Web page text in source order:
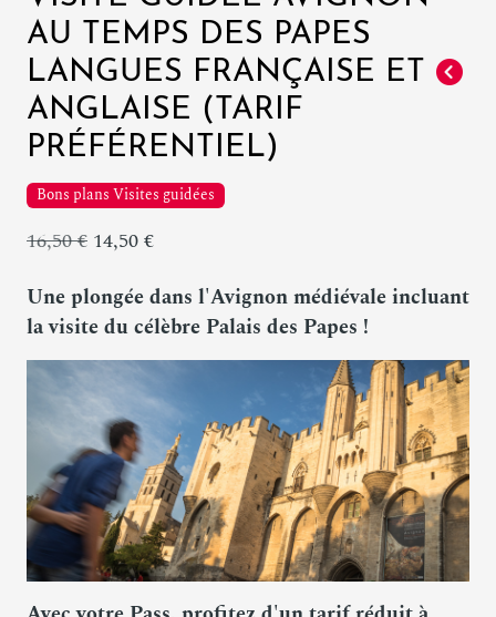
AU TEMPS DES PAPES
LANGUES FRANÇAISE ET
ANGLAISE (TARIF
PRÉFÉRENTIEL)
Bons plans Visites guidées
16,50 € 14,50 €
Une plongée dans l'Avignon médiévale incluant
la visite du célèbre Palais des Papes !